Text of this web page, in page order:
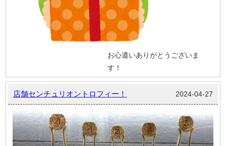
お心遣いありがとうございま
す！
店舗センチュリオントロフィー！ 2024-04-27